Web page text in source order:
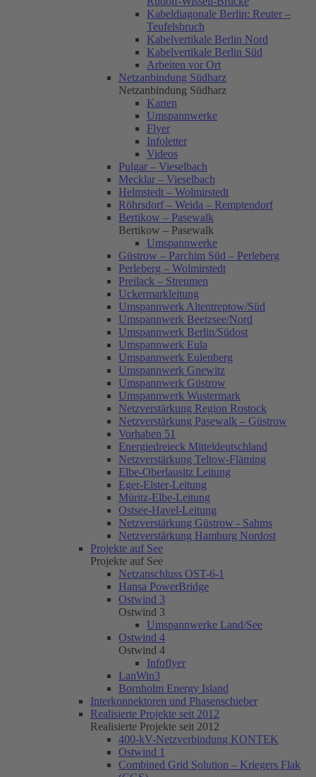
Kabeldiagonale Berlin: Reuter –
Teufelsbruch
Kabelvertikale Berlin Nord
Kabelvertikale Berlin Süd
Arbeiten vor Ort
Netzanbindung Südharz
Netzanbindung Südharz
Karten
Umspannwerke
Flyer
Infoletter
Videos
Pulgar – Vieselbach
Mecklar – Vieselbach
Helmstedt – Wolmirstedt
Röhrsdorf – Weida – Remptendorf
Bertikow – Pasewalk
Bertikow – Pasewalk
Umspannwerke
Güstrow – Parchim Süd – Perleberg
Perleberg – Wolmirstedt
Preilack – Streumen
Uckermarkleitung
Umspannwerk Altentreptow/Süd
Umspannwerk Beetzsee/Nord
Umspannwerk Berlin/Südost
Umspannwerk Eula
Umspannwerk Eulenberg
Umspannwerk Gnewitz
Umspannwerk Güstrow
Umspannwerk Wustermark
Netzverstärkung Region Rostock
Netzverstärkung Pasewalk – Güstrow
Vorhaben 51
Energiedreieck Mitteldeutschland
Netzverstärkung Teltow-Fläming
Elbe-Oberlausitz Leitung
Eger-Elster-Leitung
Müritz-Elbe-Leitung
Ostsee-Havel-Leitung
Netzverstärkung Güstrow - Sahms
Netzverstärkung Hamburg Nordost
Projekte auf See
Projekte auf See
Netzanschluss OST-6-1
Hansa PowerBridge
Ostwind 3
Ostwind 3
Umspannwerke Land/See
Ostwind 4
Ostwind 4
Infoflyer
LanWin3
Bornholm Energy Island
Interkonnektoren und Phasenschieber
Realisierte Projekte seit 2012
Realisierte Projekte seit 2012
400-kV-Netzverbindung KONTEK
Ostwind 1
Combined Grid Solution – Kriegers Flak